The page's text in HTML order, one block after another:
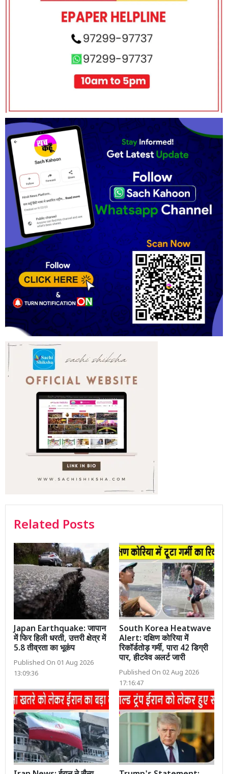
Related Posts
Japan Earthquake: जापान
में फिर हिली धरती, उत्तरी क्षेत्र में
5.8 तीव्रता का भूकंप
Published On 01 Aug 2026
13:09:36
South Korea Heatwave
Alert: दक्षिण कोरिया में
रिकॉर्डतोड़ गर्मी, पारा 42 डिग्री
पार, हीटवेव अलर्ट जारी
Published On 02 Aug 2026
17:16:47